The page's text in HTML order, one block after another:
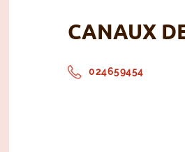
CANAUX
024659454